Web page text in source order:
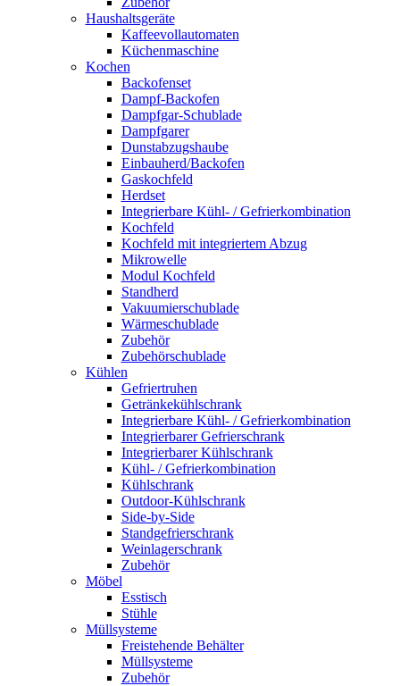
Haushaltsgeräte
Kaffeevollautomaten
Küchenmaschine
Kochen
Backofenset
Dampf-Backofen
Dampfgar-Schublade
Dampfgarer
Dunstabzugshaube
Einbauherd/Backofen
Gaskochfeld
Herdset
Integrierbare Kühl- / Gefrierkombination
Kochfeld
Kochfeld mit integriertem Abzug
Mikrowelle
Modul Kochfeld
Standherd
Vakuumierschublade
Wärmeschublade
Zubehör
Zubehörschublade
Kühlen
Gefriertruhen
Getränkekühlschrank
Integrierbare Kühl- / Gefrierkombination
Integrierbarer Gefrierschrank
Integrierbarer Kühlschrank
Kühl- / Gefrierkombination
Kühlschrank
Outdoor-Kühlschrank
Side-by-Side
Standgefrierschrank
Weinlagerschrank
Zubehör
Möbel
Esstisch
Stühle
Müllsysteme
Freistehende Behälter
Müllsysteme
Zubehör